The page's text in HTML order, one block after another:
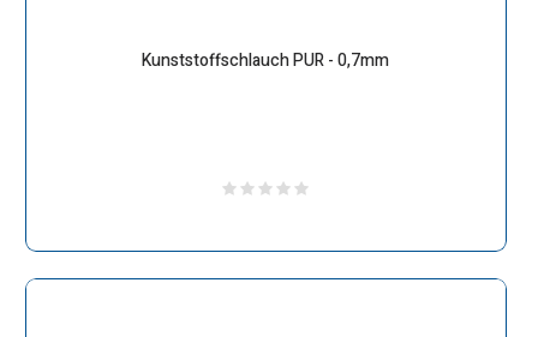
Kunststoffschlauch PUR - 0,7mm